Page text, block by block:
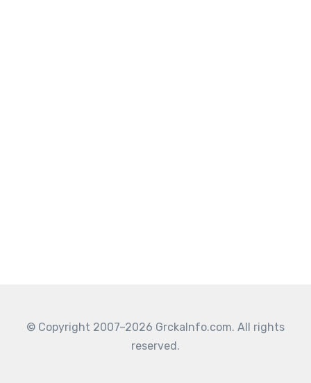
© Copyright 2007–2026 GrckaInfo.com. All rights
reserved.